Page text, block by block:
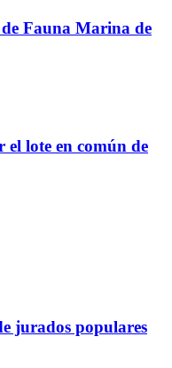
Fauna Marina de
lote en común de
jurados populares